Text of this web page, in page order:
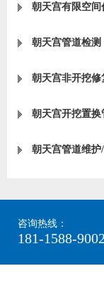
朝天宫有限空间
朝天宫管道检测
朝天宫非开挖修
朝天宫开挖置换
朝天宫管道维护
咨询热线：
181-1588-9002